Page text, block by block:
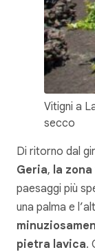
Vitigni a
secco
Di ritorno dal
Geria, la
paesaggi più
una palma e
pietra lavica.